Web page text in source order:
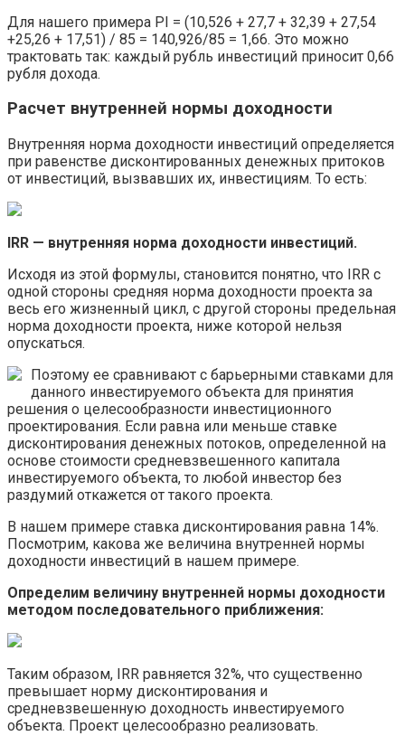
Для нашего примера PI = (10,526 + 27,7 + 32,39 + 27,54
+25,26 + 17,51) / 85 = 140,926/85 = 1,66. Это можно
трактовать так: каждый рубль инвестиций приносит 0,66
рубля дохода.
Расчет внутренней нормы доходности
Внутренняя норма доходности инвестиций определяется
при равенстве дисконтированных денежных притоков
от инвестиций, вызвавших их, инвестициям. То есть:
IRR — внутренняя норма доходности инвестиций.
Исходя из этой формулы, становится понятно, что IRR с
одной стороны средняя норма доходности проекта за
весь его жизненный цикл, с другой стороны предельная
норма доходности проекта, ниже которой нельзя
опускаться.
Поэтому ее сравнивают с барьерными ставками для
данного инвестируемого объекта для принятия
решения о целесообразности инвестиционного
проектирования. Если равна или меньше ставке
дисконтирования денежных потоков, определенной на
основе стоимости средневзвешенного капитала
инвестируемого объекта, то любой инвестор без
раздумий откажется от такого проекта.
В нашем примере ставка дисконтирования равна 14%.
Посмотрим, какова же величина внутренней нормы
доходности инвестиций в нашем примере.
Определим величину внутренней нормы доходности
методом последовательного приближения:
Таким образом, IRR равняется 32%, что существенно
превышает норму дисконтирования и
средневзвешенную доходность инвестируемого
объекта. Проект целесообразно реализовать.